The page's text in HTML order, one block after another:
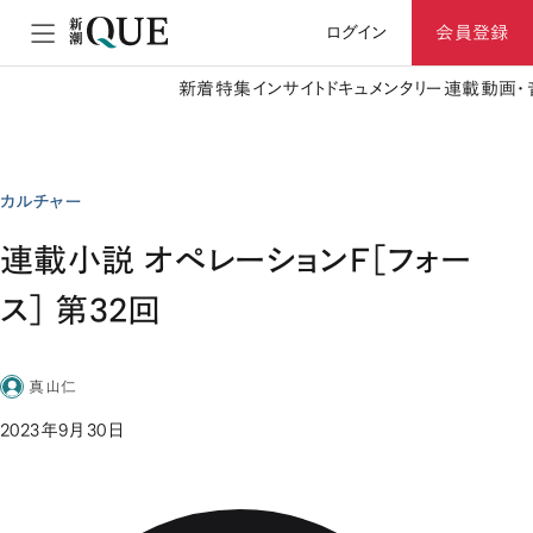
ログイン 会員登録
新着特集 インサイト ドキュメンタリー 連載動画
カルチャー
連載小説 オペレーションF［フォー
ス］ 第32回
真山仁
2023年9月30日